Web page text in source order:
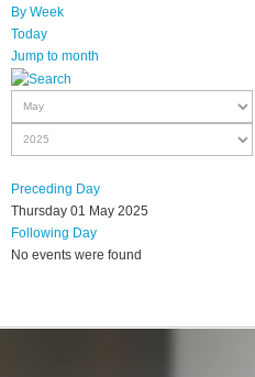
By Week
Today
Jump to month
Preceding Day
Thursday 01 May 2025
Following Day
No events were found